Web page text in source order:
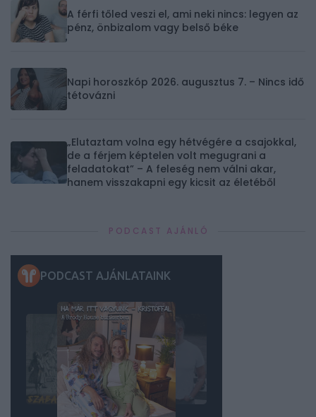
A férfi tőled veszi el, ami neki nincs: legyen az
pénz, önbizalom vagy belső béke
Napi horoszkóp 2026. augusztus 7. – Nincs idő
tétovázni
„Elutaztam volna egy hétvégére a csajokkal,
de a férjem képtelen volt megugrani a
feladatokat” – A feleség nem válni akar,
hanem visszakapni egy kicsit az életéből
PODCAST AJÁNLÓ